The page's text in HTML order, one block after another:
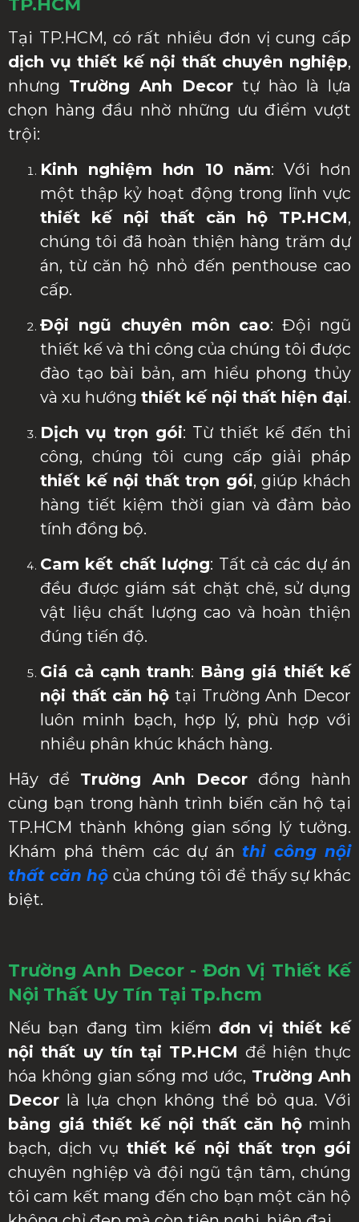
Tại TP.HCM, có rất nhiều đơn vị cung cấp
dịch vụ thiết kế nội thất chuyên nghiệp,
nhưng Trường Anh Decor tự hào là lựa
chọn hàng đầu nhờ những ưu điểm vượt
trội:
Kinh nghiệm hơn 10 năm: Với hơn
một thập kỷ hoạt động trong lĩnh vực
thiết kế nội thất căn hộ TP.HCM,
chúng tôi đã hoàn thiện hàng trăm dự
án, từ căn hộ nhỏ đến penthouse cao
cấp.
Đội ngũ chuyên môn cao: Đội ngũ
thiết kế và thi công của chúng tôi được
đào tạo bài bản, am hiểu phong thủy
và xu hướng thiết kế nội thất hiện đại.
Dịch vụ trọn gói: Từ thiết kế đến thi
công, chúng tôi cung cấp giải pháp
thiết kế nội thất trọn gói, giúp khách
hàng tiết kiệm thời gian và đảm bảo
tính đồng bộ.
Cam kết chất lượng: Tất cả các dự án
đều được giám sát chặt chẽ, sử dụng
vật liệu chất lượng cao và hoàn thiện
đúng tiến độ.
Giá cả cạnh tranh: Bảng giá thiết kế
nội thất căn hộ tại Trường Anh Decor
luôn minh bạch, hợp lý, phù hợp với
nhiều phân khúc khách hàng.
Hãy để Trường Anh Decor đồng hành
cùng bạn trong hành trình biến căn hộ tại
TP.HCM thành không gian sống lý tưởng.
Khám phá thêm các dự án thi công nội
thất căn hộ của chúng tôi để thấy sự khác
biệt.
Trường Anh Decor - Đơn Vị Thiết Kế
Nội Thất Uy Tín Tại Tp.hcm
Nếu bạn đang tìm kiếm đơn vị thiết kế
nội thất uy tín tại TP.HCM để hiện thực
hóa không gian sống mơ ước, Trường Anh
Decor là lựa chọn không thể bỏ qua. Với
bảng giá thiết kế nội thất căn hộminh
bạch, dịch vụ thiết kế nội thất trọn gói
chuyên nghiệp và đội ngũ tận tâm, chúng
tôi cam kết mang đến cho bạn một căn hộ